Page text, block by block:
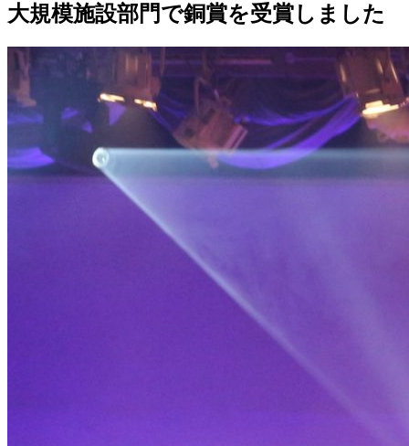
大規模施設部門で銅賞を受賞しました